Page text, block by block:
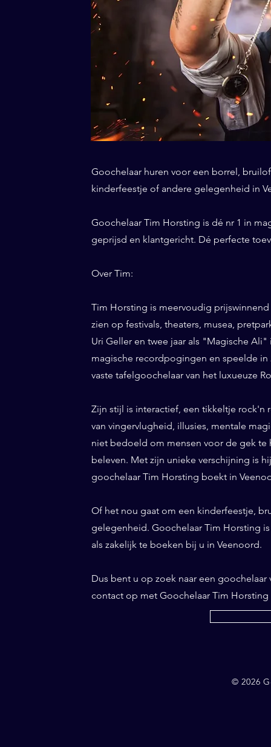
Goochelaar huren voor een borrel,
kinderfeestje of andere gelegenheid in
Goochelaar Tim Horsting is dé nr 1 in
geprijsd en klantgericht. Dé perfecte
Over Tim:
Tim Horsting is meervoudig
zien op festivals, theaters, musea,
Uri Geller en twee jaar als "Magische
magische recordpogingen en speelde in
vaste tafelgoochelaar van het luxueuze
Zijn stijl is interactief, een tikkeltje rock'n
van vingervlugheid, illusies, mentale
niet bedoeld om mensen voor de gek te
beleven. Met zijn unieke verschijning is
goochelaar Tim Horsting boekt in
Of het nou gaat om een kinderfeestje,
gelegenheid. Goochelaar Tim Horsting
als zakelijk te boeken bij u in Veenoord.
Dus bent u op zoek naar een
contact op met Goochelaar Tim Horsting
© 2026